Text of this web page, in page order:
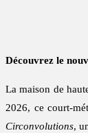
Découvrez le
La maison de
2026, ce court-
Circonvolutions,